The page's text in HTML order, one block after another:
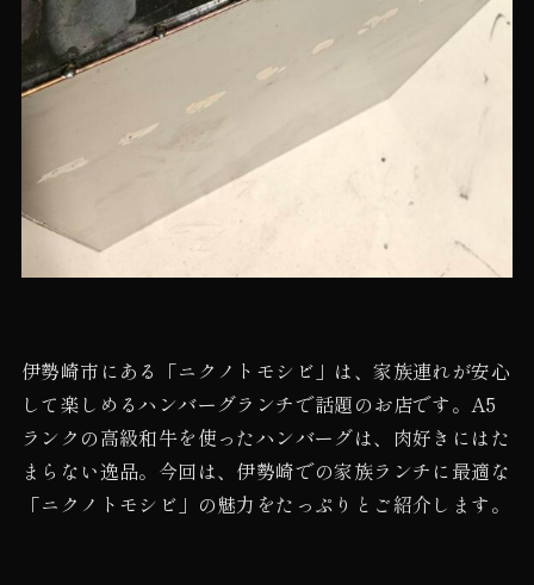
伊勢崎市にある「ニクノトモシビ」は、家族連れが安心
して楽しめるハンバーグランチで話題のお店です。A5
ランクの高級和牛を使ったハンバーグは、肉好きにはた
まらない逸品。今回は、伊勢崎での家族ランチに最適な
「ニクノトモシビ」の魅力をたっぷりとご紹介します。